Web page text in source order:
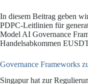
In diesem Beitrag geben
PDPC-Leitlinien für
Model AI Governance
Handelsabkommen
Governance Frameworks
Singapur hat zur